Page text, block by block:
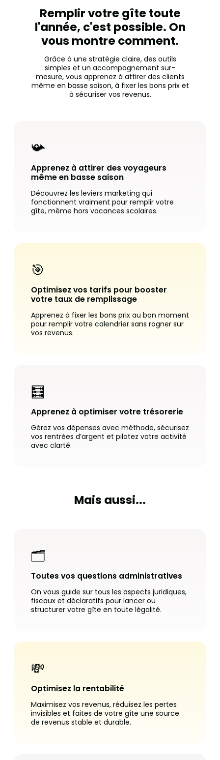
Remplir votre gîte toute
l'année, c'est possible. On
vous montre comment.
Grâce à une stratégie claire, des outils
simples et un accompagnement sur-
mesure, vous apprenez à attirer des clients
même en basse saison, à fixer les bons prix et
à sécuriser vos revenus.
📯
Apprenez à attirer des voyageurs
même en basse saison
Découvrez les leviers marketing qui
fonctionnent vraiment pour remplir votre
gîte, même hors vacances scolaires.
🎯
Optimisez vos tarifs pour booster
votre taux de remplissage
Apprenez à fixer les bons prix au bon moment
pour remplir votre calendrier sans rogner sur
vos revenus.
🧮
Apprenez à optimiser votre trésorerie
Gérez vos dépenses avec méthode, sécurisez
vos rentrées d’argent et pilotez votre activité
avec clarté.
Mais aussi...
🗂️
Toutes vos questions administratives
On vous guide sur tous les aspects juridiques,
fiscaux et déclaratifs pour lancer ou
structurer votre gîte en toute légalité.
💸
Optimisez la rentabilité
Maximisez vos revenus, réduisez les pertes
invisibles et faites de votre gîte une source
de revenus stable et durable.